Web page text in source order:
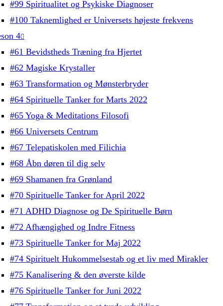
#99 Spiritualitet og Psykiske Diagnoser
#100 Taknemlighed er Universets højeste frekvens
4
#61 Bevidstheds Træning fra Hjertet
#62 Magiske Krystaller
#63 Transformation og Mønsterbryder
#64 Spirituelle Tanker for Marts 2022
#65 Yoga & Meditations Filosofi
#66 Universets Centrum
#67 Telepatiskolen med Filichia
#68 Åbn døren til dig selv
#69 Shamanen fra Grønland
#70 Spirituelle Tanker for April 2022
#71 ADHD Diagnose og De Spirituelle Børn
#72 Afhængighed og Indre Fitness
#73 Spirituelle Tanker for Maj 2022
#74 Spirituelt Hukommelsestab og et liv med Mirakler
#75 Kanalisering & den øverste kilde
#76 Spirituelle Tanker for Juni 2022